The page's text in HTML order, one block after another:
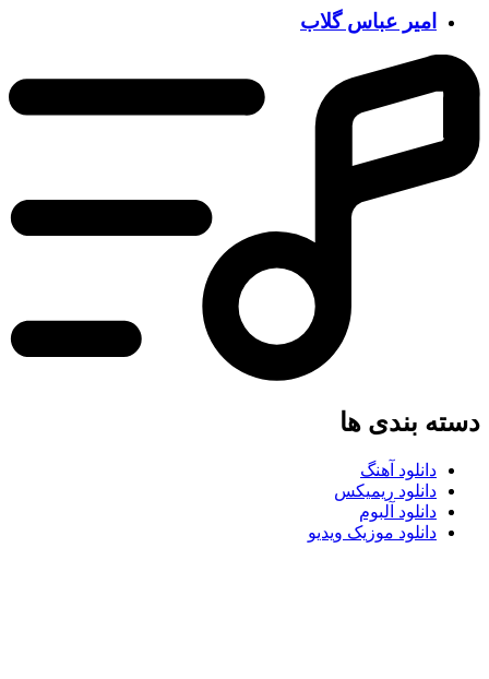
امیر عباس گلاب
بندی ها
دانلود آهنگ
دانلود ریمیکس
دانلود آلبوم
دانلود موزیک ویدیو